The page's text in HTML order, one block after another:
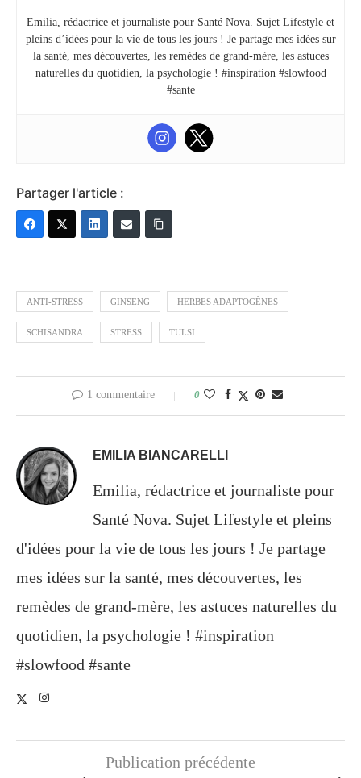
Emilia, rédactrice et journaliste pour Santé Nova. Sujet Lifestyle et
pleins d’idées pour la vie de tous les jours ! Je partage mes idées sur
la santé, mes découvertes, les remèdes de grand-mère, les astuces
naturelles du quotidien, la psychologie ! #inspiration #slowfood
#sante
Partager l'article :
ANTI-STRESS GINSENG HERBES ADAPTOGÈNES
SCHISANDRA STRESS TULSI
1 commentaire 0
EMILIA BIANCARELLI
Emilia, rédactrice et journaliste pour
Santé Nova. Sujet Lifestyle et pleins
d'idées pour la vie de tous les jours ! Je partage
mes idées sur la santé, mes découvertes, les
remèdes de grand-mère, les astuces naturelles du
quotidien, la psychologie ! #inspiration
#slowfood #sante
Publication précédente